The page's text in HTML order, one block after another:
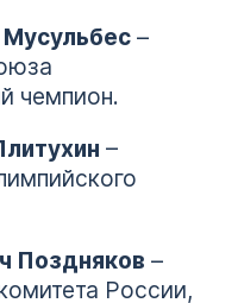
–
чемпион.
–
Поздняков –
России,